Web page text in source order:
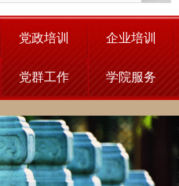
党政培训 企业培训
党群工作 学院服务